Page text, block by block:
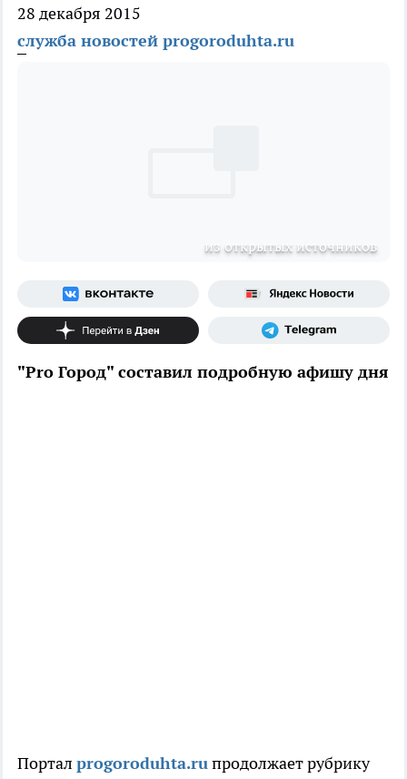
28 декабря 2015
служба новостей progoroduhta.ru
из открытых источников
"Pro Город" составил подробную афишу дня
Портал progoroduhta.ruпродолжает рубрику